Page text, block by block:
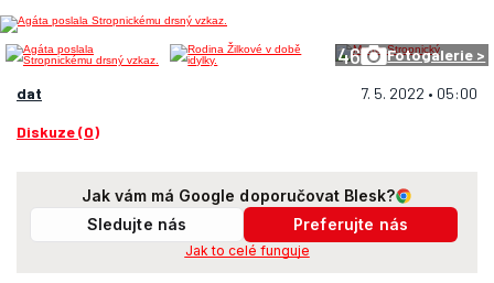
46 Fotogalerie >
dat 7. 5. 2022 • 05:00
Diskuze (0)
Jak vám má Google doporučovat Blesk?
Sledujte nás
Preferujte nás
Jak to celé funguje